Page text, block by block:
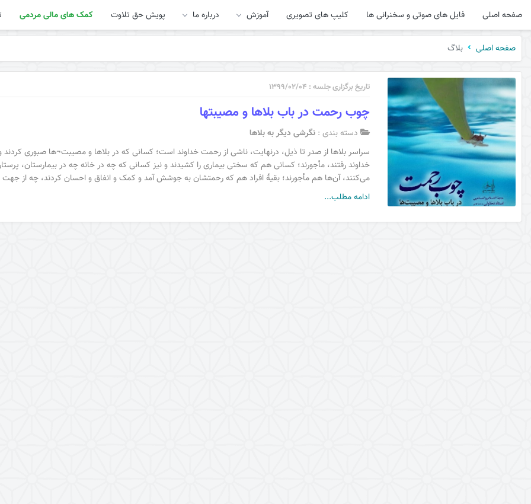
صفحه اصلی فایل های صوتی و سخنرانی ها کلیپ های تصویری آموزش درباره ما پویش حق تلاوت کمک های مالی مردمی
صفحه اصلی بلاگ
تاریخ برگزاری جلسه : ۱۳۹۹/۰۲/۰۴
چوب رحمت در باب بلاها و مصیبتها
دسته بندی :نگرشی دیگر به بلاها
سراسر بلاها از صدر تا ذیل، درنهایت، ناشی از رحمت خداوند است؛ کسانی که در بلاها و مصیبت¬ها صبوری
خداوند رفتند، مأجورند؛ کسانی هم که سختی بیماری را کشیدند و نیز کسانی که چه در خانه چه در بیمارستان،
می‌کنند، آن‌ها هم مأجورند؛ بقیۀ افراد هم که رحمتشان به جوشش آمد و کمک و انفاق و احسان ‌کردند، چه از جهت
ادامه مطلب...